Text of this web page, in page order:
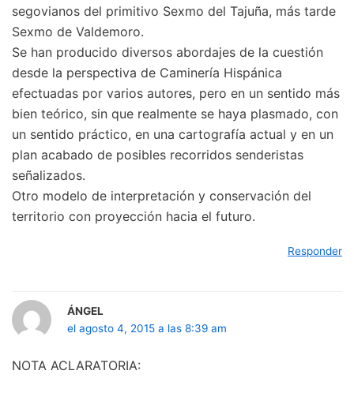
segovianos del primitivo Sexmo del Tajuña, más tarde
Sexmo de Valdemoro.
Se han producido diversos abordajes de la cuestión
desde la perspectiva de Caminería Hispánica
efectuadas por varios autores, pero en un sentido más
bien teórico, sin que realmente se haya plasmado, con
un sentido práctico, en una cartografía actual y en un
plan acabado de posibles recorridos senderistas
señalizados.
Otro modelo de interpretación y conservación del
territorio con proyección hacia el futuro.
Responder
ÁNGEL
el agosto 4, 2015 a las 8:39 am
NOTA ACLARATORIA: